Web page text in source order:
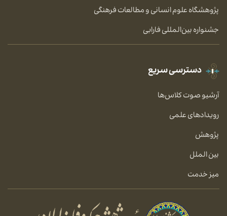
پژوهشگاه علوم انسانی و مطالعات فرهنگی
جشنواره بین‌المللی فارابی
دسترسی سریع
آرشیو صوت کلاس‌ها
رویدادهای علمی
پژوهش
بین الملل
میز خدمت